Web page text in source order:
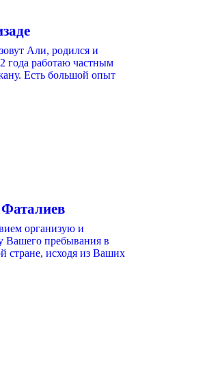
Али, родился и
года работаю частным
Есть большой опыт
организую и
Вашего пребывания в
стране, исходя из Ваших